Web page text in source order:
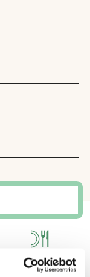
DOVE MANGIARE